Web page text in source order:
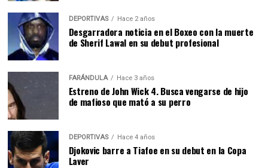
DEPORTIVAS Hace 2 años
Desgarradora noticia en el Boxeo con la muerte
de Sherif Lawal en su debut profesional
FARÁNDULA Hace 3 años
Estreno de John Wick 4. Busca vengarse de hijo
de mafioso que mató a su perro
DEPORTIVAS Hace 4 años
Djokovic barre a Tiafoe en su debut en la Copa
Laver